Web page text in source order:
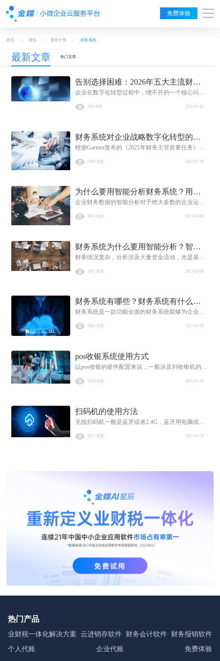
免费体验
首页 > 资讯 > 最新文章 > 财务系统
最新文章 热门文章
告别选择困难：2026年五大主流财务
系统排行榜及选型建议
企业在数字化转型过程中，绕不开的一个核心问题
报税的模式，不仅消耗大量人力时间，更易因数据
据割裂、对账困难、决策依据滞后等问题成为众多
企业的共性挑战。面对市场上琳琅满目的财务软
合自己的？本文基于IDC、Gartner等权威机构市场
2026-07-03
299 浏览
财务系统对企业战略数字化转型的影
响是怎样的？
根据Gartner发布的《2021年财务主管首要任务》调
数据分析技术是至关重要的，因为89%的决策信息
2023-07-06
2936 浏览
为什么要用智能分析财务系统？用智
能分析财务有什么好处吗？
企业财务数据的智能分析对于绝大多数的企业运营
能够展示企业运行情况的有效方式。 为什么要用智
需求去展
2023-03-06
3681 浏览
财务系统为什么要用智能分析？智能
分析做的比较不错的财务软件推荐一
下？
财务情况复杂，分析涉及大量资金流动，光是基础
析、资金预测等，就算财务人员忙到头秃，也不过
解决方案
2023-03-06
3397 浏览
财务系统有哪些？财务系统有什么
用？
财务系统是一款功能全面的财务系统能够为企业提
云平台，使得企业能够自动的控制数据平衡关系，
2022-02-20
2884 浏览
pos收银系统使用方式
以pos收银的硬件配置来说，一般涉及到收银机的适
如果有配置刷脸支付模块、摄像头的配置等等，内
2022-02-19
2628 浏览
扫码机的使用方法
无线扫码机一般是蓝牙或者2.4G，蓝牙用电脑或手
对，即可就连接成功，直接使用。
2022-02-19
5871 浏览
热门产品
业财税一体化解决方案 云进销存软件 财务会计软件 财务报销软件
个人代账
企业代账 免费体验